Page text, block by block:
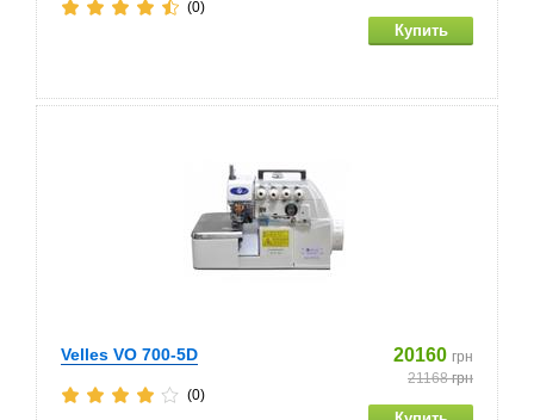
(0)
Velles VO 700-5D 20160 грн
21168грн
(0)